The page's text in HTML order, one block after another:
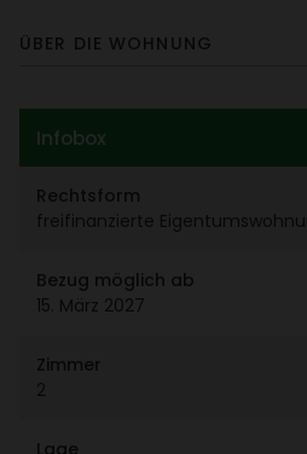
ÜBER DIE WOHNUNG
Infobox
Rechts­form
frei­fi­nan­zierte
Bezug möglich ab
15. März 2027
Zimmer
2
Lage